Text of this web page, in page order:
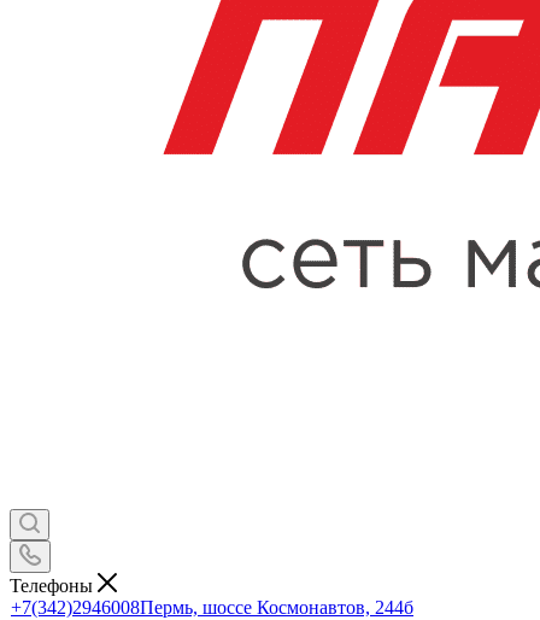
Телефоны
+7(342)2946008Пермь, шоссе Космонавтов, 244б